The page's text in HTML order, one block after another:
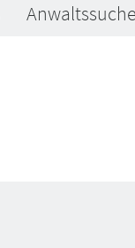
Anwaltssuche